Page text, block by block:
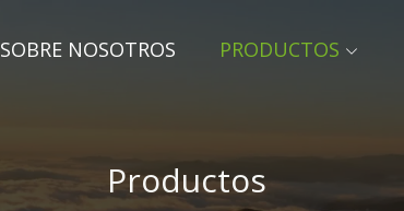
SOBRE NOSOTROS PRODUCTOS
Productos